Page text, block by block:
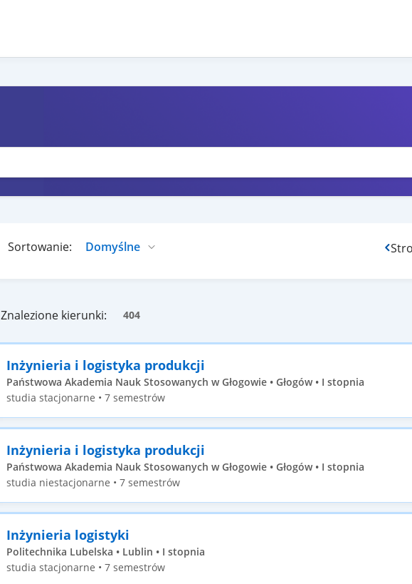
Sortowanie:
Znalezione kierunki: 404
Inżynieria i logistyka produkcji
Państwowa Akademia Nauk Stosowanych w Głogowie • Głogów • I stopnia
studia stacjonarne • 7 semestrów
Inżynieria i logistyka produkcji
Państwowa Akademia Nauk Stosowanych w Głogowie • Głogów • I stopnia
studia niestacjonarne • 7 semestrów
Inżynieria logistyki
Politechnika Lubelska • Lublin • I stopnia
studia stacjonarne • 7 semestrów